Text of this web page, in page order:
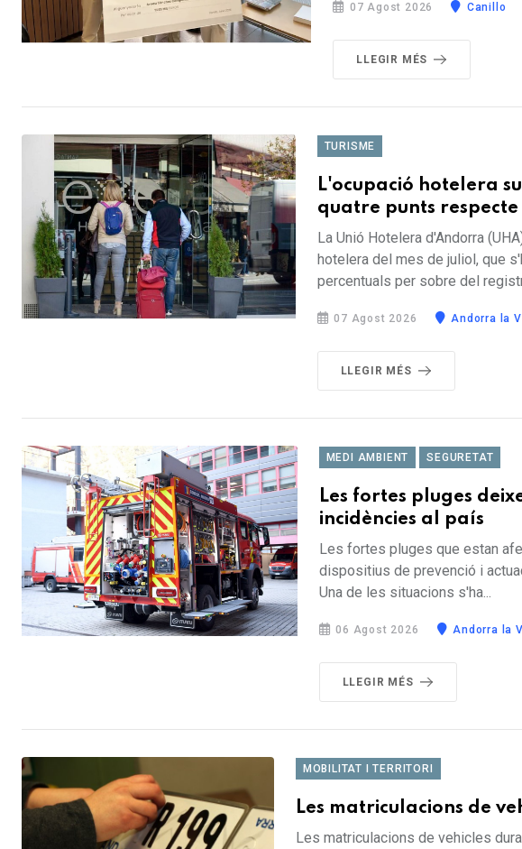
07 Agost 2026 Canillo
LLEGIR MÉS
TURISME
L'ocupació hotelera
quatre punts
La Unió Hotelera d'Andorra
hotelera del mes de juliol, que
percentuals per sobre del
07 Agost 2026 Andorra la
LLEGIR MÉS
MEDI AMBIENT SEGURETAT
Les fortes pluges
incidències al país
Les fortes pluges que estan
dispositius de prevenció i
Una de les situacions s'ha...
06 Agost 2026 Andorra la
LLEGIR MÉS
MOBILITAT I TERRITORI
Les matriculacions de
Les matriculacions de vehicles